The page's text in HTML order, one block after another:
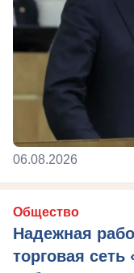
06.08.2026
Общество
Надежная
торговая сеть